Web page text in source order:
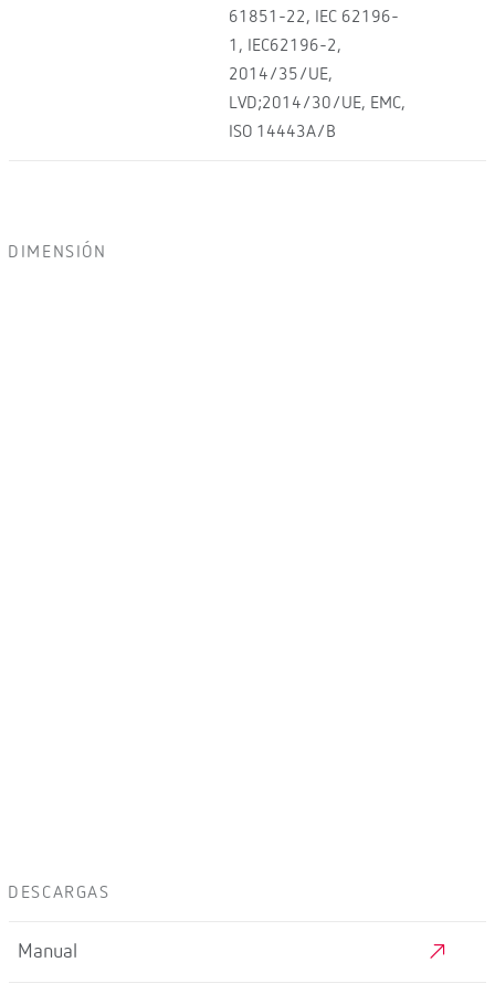
61851-22, IEC 62196-
1, IEC62196-2,
2014/35/UE,
LVD;2014/30/UE, EMC,
ISO 14443A/B
DIMENSIÓN
DESCARGAS
Manual